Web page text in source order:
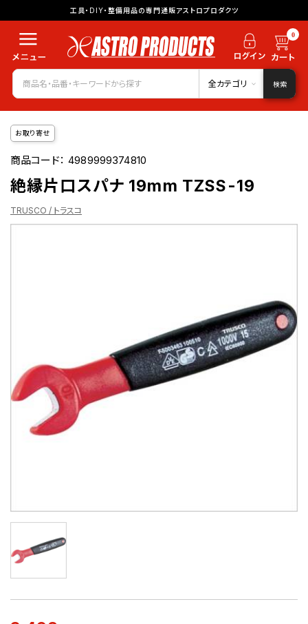
工具・DIY・整備用品の専門通販アストロプロダクツ
0
全カテゴリ 検索
お取り寄せ
商品コード：4989999374810
絶縁片口スパナ 19mm TZSS-19
TRUSCO / トラスコ